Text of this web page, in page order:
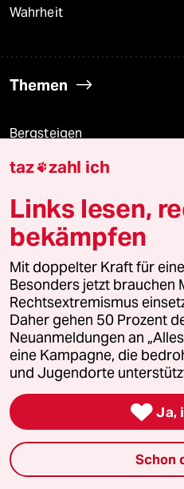
Wahrheit
Themen
Bergsteigen
USA unter Trump
Katzen
Landtagswahl in Sachsen-
Ceuta
Hitze
Verlag
Aktuelles
taz zahl ich
Links lesen,
bekämpfen
Mit doppelter Kraft für
Besonders jetzt brauchen
Rechtsextremismus
Daher gehen 50 Prozent
Neuanmeldungen an
eine Kampagne, die
und Jugendorte
 Ja,
Schon